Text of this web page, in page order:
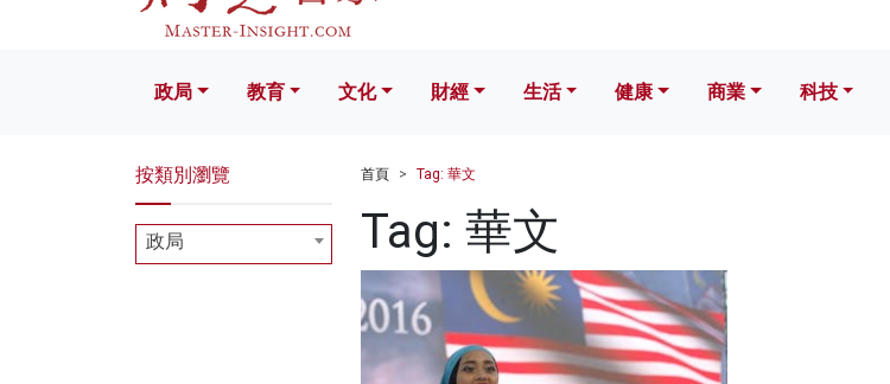
政局 教育 文化 財經 生活 健康 商業 科技
首頁 Tag: 華文
Tag: 華文
按類別瀏覽
政局